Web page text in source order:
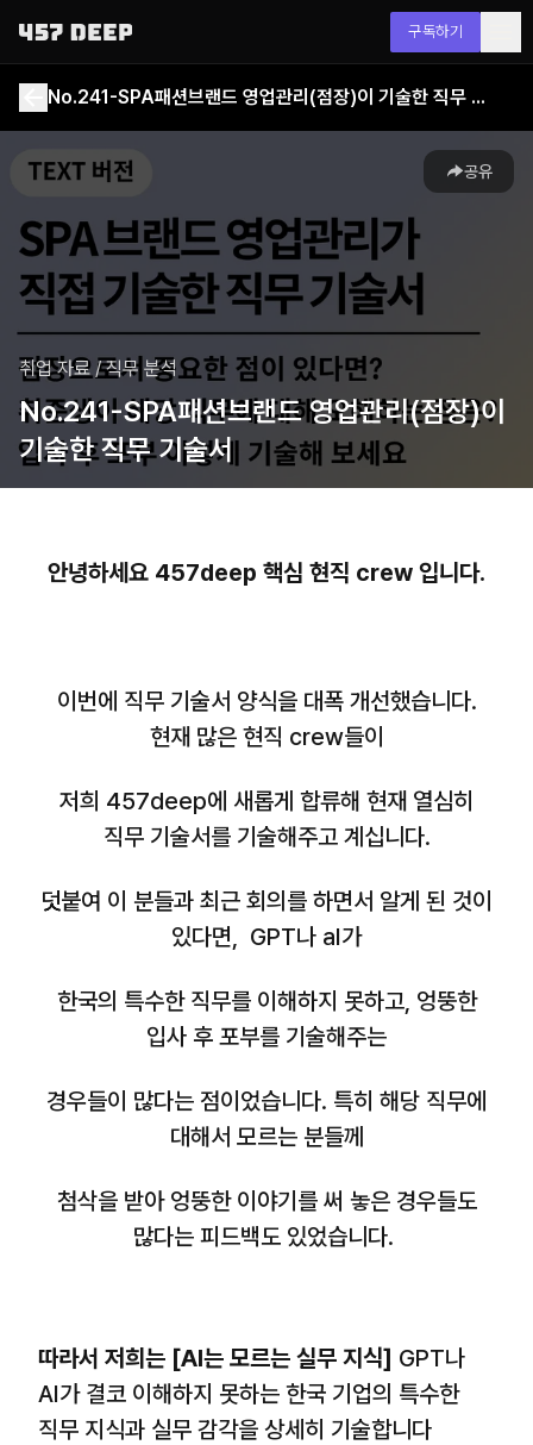
구독하기
No.241-SPA패션브랜드 영업관리(점장)이 기술한 직무 기술서
공유
취업 자료 /직무 분석
No.241-SPA패션브랜드 영업관리(점장)이
기술한 직무 기술서
안녕하세요 457deep 핵심 현직 crew 입니다.
이번에 직무 기술서 양식을 대폭 개선했습니다.
현재 많은 현직 crew들이
저희 457deep에 새롭게 합류해 현재 열심히
직무 기술서를 기술해주고 계십니다.
덧붙여 이 분들과 최근 회의를 하면서 알게 된 것이
있다면, GPT나 aI가
한국의 특수한 직무를 이해하지 못하고, 엉뚱한
입사 후 포부를 기술해주는
경우들이 많다는 점이었습니다. 특히 해당 직무에
대해서 모르는 분들께
첨삭을 받아 엉뚱한 이야기를 써 놓은 경우들도
많다는 피드백도 있었습니다.
따라서 저희는 [AI는 모르는 실무 지식] GPT나
AI가 결코 이해하지 못하는 한국 기업의 특수한
직무 지식과 실무 감각을 상세히 기술합니다